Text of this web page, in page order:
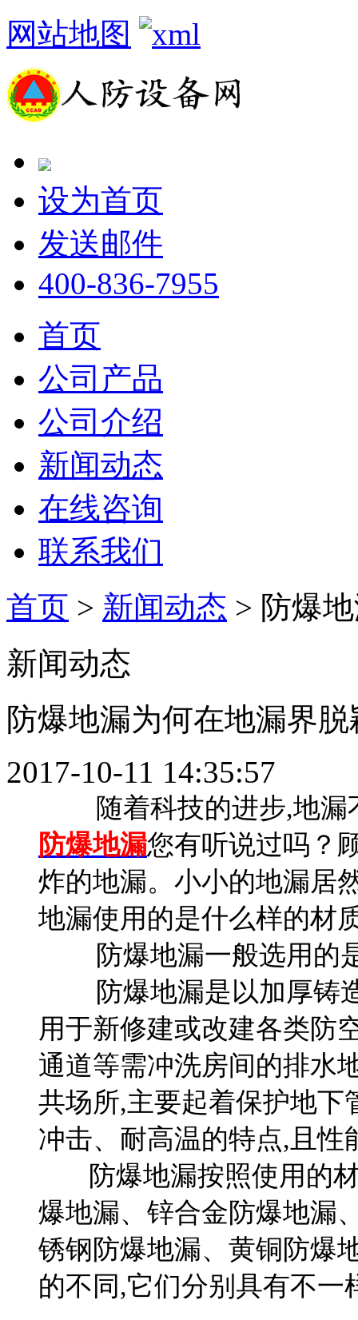
网站地图
设为首页
发送邮件
400-836-7955
首页
公司产品
公司介绍
新闻动态
在线咨询
联系我们
首页 > 新闻动态 > 防爆
新闻动态
防爆地漏为何在地漏界
2017-10-11 14:35:57
随着科技的进步,地漏
防爆地漏您有听说过吗？
炸的地漏。小小的地漏居
地漏使用的是什么样的材
防爆地漏一般选用的
防爆地漏是以加厚铸造
用于新修建或改建各类防
通道等需冲洗房间的排水
共场所,主要起着保护地下
冲击、耐高温的特点,且性
防爆地漏按照使用的材
爆地漏、锌合金防爆地漏
锈钢防爆地漏、黄铜防爆
的不同,它们分别具有不一